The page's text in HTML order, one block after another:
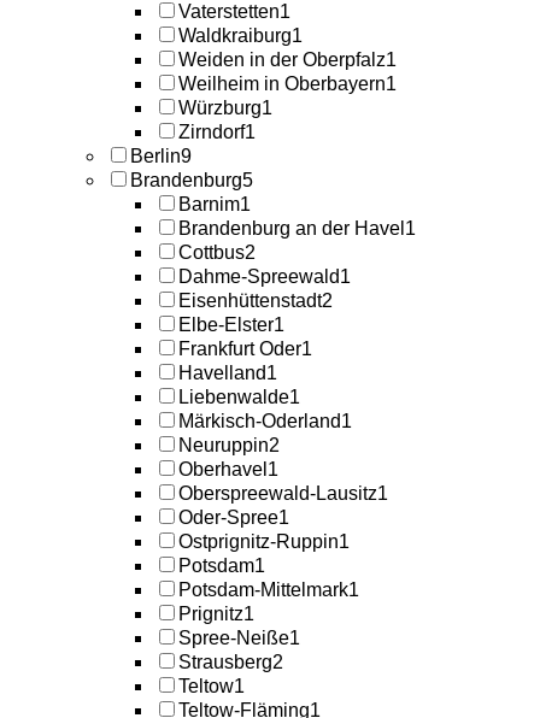
Vaterstetten1
Waldkraiburg1
Weiden in der Oberpfalz1
Weilheim in Oberbayern1
Würzburg1
Zirndorf1
Berlin9
Brandenburg5
Barnim1
Brandenburg an der Havel 1
Cottbus2
Dahme-Spreewald1
Eisenhüttenstadt2
Elbe-Elster1
Frankfurt Oder1
Havelland1
Liebenwalde1
Märkisch-Oderland1
Neuruppin2
Oberhavel 1
Oberspreewald-Lausitz1
Oder-Spree1
Ostprignitz-Ruppin1
Potsdam1
Potsdam-Mittelmark1
Prignitz1
Spree-Neiße1
Strausberg2
Teltow1
Teltow-Fläming1